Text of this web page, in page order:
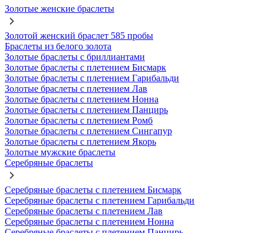
Золотые женские браслеты
Золотой женский браслет 585 пробы
Браслеты из белого золота
Золотые браслеты с бриллиантами
Золотые браслеты с плетением Бисмарк
Золотые браслеты с плетением Гарибальди
Золотые браслеты с плетением Лав
Золотые браслеты с плетением Нонна
Золотые браслеты с плетением Панцирь
Золотые браслеты с плетением Ромб
Золотые браслеты с плетением Сингапур
Золотые браслеты с плетением Якорь
Золотые мужские браслеты
Серебряные браслеты
Серебряные браслеты с плетением Бисмарк
Серебряные браслеты с плетением Гарибальди
Серебряные браслеты с плетением Лав
Серебряные браслеты с плетением Нонна